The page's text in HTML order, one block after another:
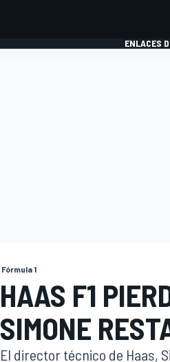
ENLACES
Fórmula 1
HAAS F1
SIMONE
El director técnico de Haas,